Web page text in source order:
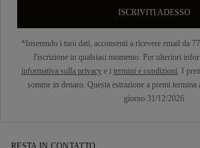
ISCRIVITI ADESSO
*Inserendo i tuoi dati, acconsenti a ricevere email da
l'iscrizione in qualsiasi momento. Per ulteriori
informativa sulla privacy e i termini e condizioni. I
somme in denaro. Questa estrazione a premi
giorno 31/12/2026